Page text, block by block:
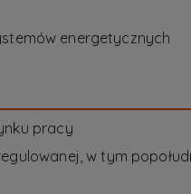
energetycznych
pracy
w tym